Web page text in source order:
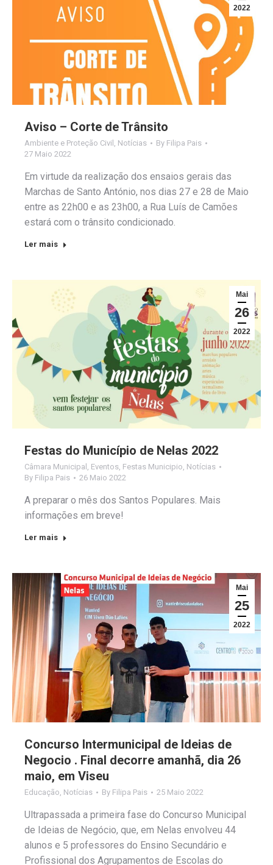
2022
Aviso – Corte de Trânsito
Ambiente e Proteção Civil , Notícias By Filipa Pais
27 Maio 2022
Em virtude da realização dos ensaios gerais das
Marchas de Santo António, nos dias 27 e 28 de Maio
entre as 22h00 e as 23h00, a Rua Luís de Camões
estará com o trânsito condicionado.
Ler mais
Mai
26
2022
Festas do Município de Nelas 2022
Câmara Municipal , Eventos, Festas Municipio, Notícias
By Filipa Pais 26 Maio 2022
A preparar o mês dos Santos Populares. Mais
informações em breve!
Ler mais
Mai
25
2022
Concurso Intermunicipal de Ideias de
Negocio . Final decorre amanhã, dia 26
maio, em Viseu
Educação Notícias By Filipa Pais 25 Maio 2022
Ultrapassada a primeira fase do Concurso Municipal
de Ideias de Negócio, que, em Nelas envolveu 44
alunos e 5 professores do Ensino Secundário e
Profissional dos Agrupamentos de Escolas do